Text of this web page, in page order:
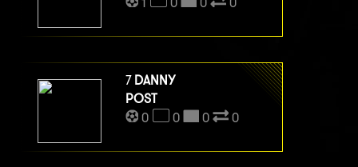
7 DANNY
POST
0
0 0 0